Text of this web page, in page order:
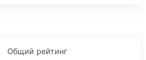
Общий рейтинг